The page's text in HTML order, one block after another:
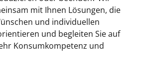
mit Ihnen Lösungen, die
und individuellen
und begleiten Sie auf
Konsumkompetenz und